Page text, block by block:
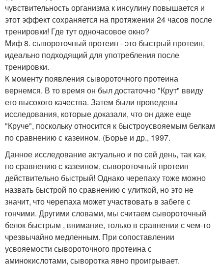
чувствительность организма к инсулину повышается и
этот эффект сохраняется на протяжении 24 часов после
тренировки! Где тут одночасовое окно?
Миф 8. сывороточный протеин - это быстрый протеин,
идеально подходящий для употребления после
тренировки.
К моменту появления сывороточного протеина
вернемся. В то время он был достаточно "Крут" ввиду
его высокого качества. Затем были проведены
исследования, которые доказали, что он даже еще
"Круче", поскольку относится к быстроусвояемым белкам
по сравнению с казеином. (Борье и др., 1997.
Данное исследование актуально и по сей день, так как,
по сравнению с казеином, сывороточный протеин
действительно быстрый! Однако черепаху тоже можно
назвать быстрой по сравнению с улиткой, но это не
значит, что черепаха может участвовать в забеге с
гончими. Другими словами, мы считаем сывороточный
белок быстрым , внимание, только в сравнении с чем-то
чрезвычайно медленным. При сопоставлении
усвояемости сывороточного протеина с
аминокислотами, сыворотка явно проигрывает.